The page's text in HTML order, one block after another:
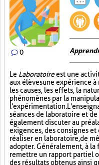
0
Le Laboratoireest une
aux élèves une expérience
les causes, les effets, la
phénomènes par la
l'expérimentation.
séances de laboratoire et
également discuter au
exigences, des consignes
réaliser en laboratoire, de
adopter. Généralement, à la
remettre un rapport partiel
des résultats obtenus ainsi